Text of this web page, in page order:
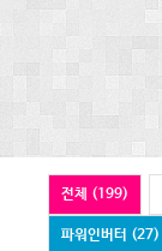
전체 (199)
파워인버터 (27)